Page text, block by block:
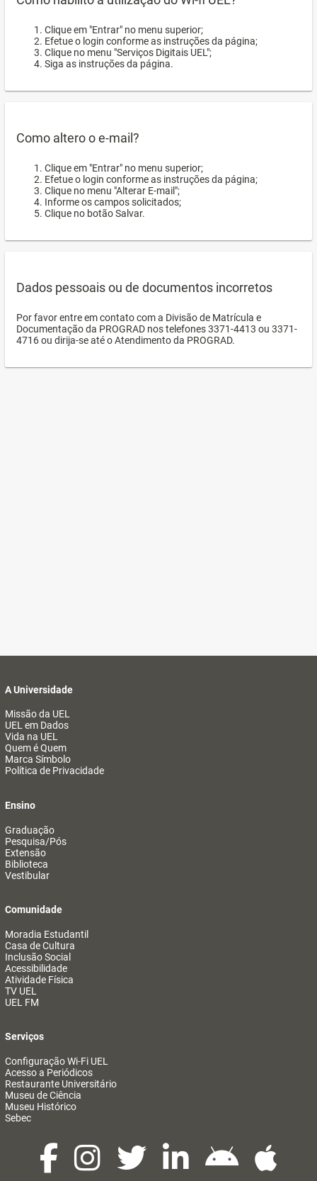
Clique em "Entrar" no menu superior;
Efetue o login conforme as instruções da página;
Clique no menu "Serviços Digitais UEL";
Siga as instruções da página.
Como altero o e-mail?
Clique em "Entrar" no menu superior;
Efetue o login conforme as instruções da página;
Clique no menu "Alterar E-mail";
Informe os campos solicitados;
Clique no botão Salvar.
Dados pessoais ou de documentos incorretos
Por favor entre em contato com a Divisão de Matrícula e
Documentação da PROGRAD nos telefones 3371-4413 ou 3371-
4716 ou dirija-se até o Atendimento da PROGRAD.
A Universidade
Missão da UEL
UEL em Dados
Vida na UEL
Quem é Quem
Marca Símbolo
Política de Privacidade
Ensino
Graduação
Pesquisa/Pós
Extensão
Biblioteca
Vestibular
Comunidade
Moradia Estudantil
Casa de Cultura
Inclusão Social
Acessibilidade
Atividade Física
TV UEL
UEL FM
Serviços
Configuração Wi-Fi UEL
Acesso a Periódicos
Restaurante Universitário
Museu de Ciência
Museu Histórico
Sebec